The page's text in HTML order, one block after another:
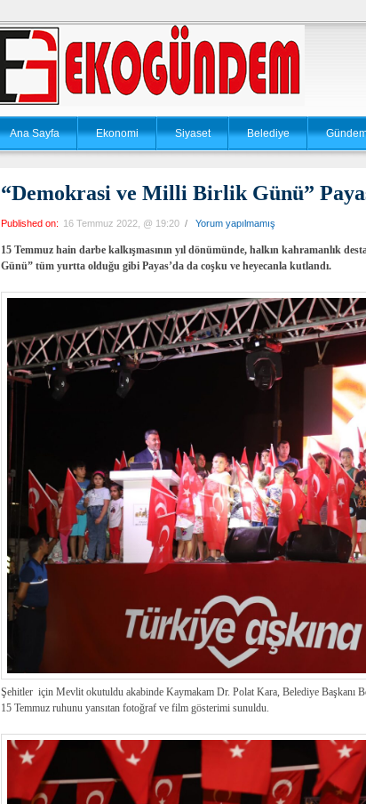
Ana Sayfa Ekonomi Siyaset Belediye
“Demokrasi ve Milli Birlik Günü”
Published on: 16 Temmuz 2022, @ 19:20 / Yorum yapılmamış
15 Temmuz hain darbe kalkışmasının yıl dönümünde, halkın kahramanlık
Günü” tüm yurtta olduğu gibi Payas’da da coşku ve heyecanla kutlandı.
Şehitler için Mevlit okutuldu akabinde Kaymakam Dr. Polat Kara, Belediye Başkanı
15 Temmuz ruhunu yansıtan fotoğraf ve film gösterimi sunuldu.